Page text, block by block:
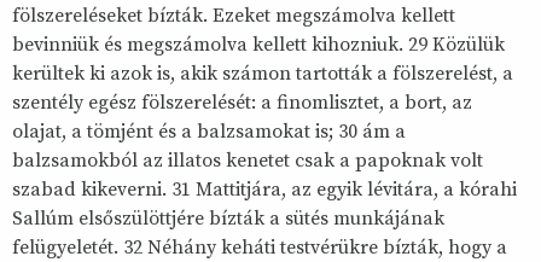
fölszereléseket bízták. Ezeket megszámolva kellett
bevinniük és megszámolva kellett kihozniuk. 29 Közülük
kerültek ki azok is, akik számon tartották a fölszerelést, a
szentély egész fölszerelését: a finomlisztet, a bort, az
olajat, a tömjént és a balzsamokat is; 30 ám a
balzsamokból az illatos kenetet csak a papoknak volt
szabad kikeverni. 31 Mattitjára, az egyik lévitára, a kórahi
Sallúm elsőszülöttjére bízták a sütés munkájának
felügyeletét. 32 Néhány keháti testvérükre bízták, hogy a